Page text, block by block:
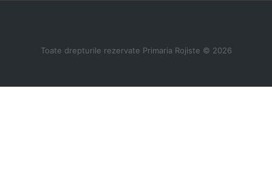
Toate drepturile rezervate Primaria Rojiste © 2026